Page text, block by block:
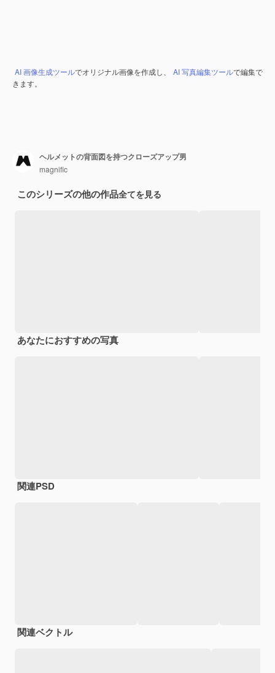
AI 画像生成ツールでオリジナル画像を作成し、 AI 写真編集ツールで編集で
きます。
ヘルメットの背面図を持つクローズアップ男
magnific
このシリーズの他の作品全てを見る
あなたにおすすめの写真
関連PSD
関連ベクトル